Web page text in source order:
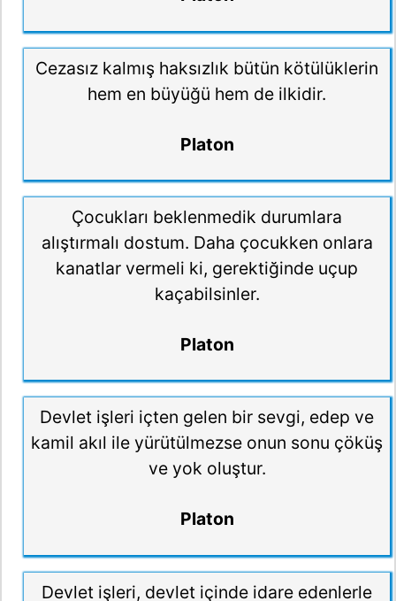
Cezasız kalmış haksızlık bütün kötülüklerin
hem en büyüğü hem de ilkidir.
Platon
Çocukları beklenmedik durumlara
alıştırmalı dostum. Daha çocukken onlara
kanatlar vermeli ki, gerektiğinde uçup
kaçabilsinler.
Platon
Devlet işleri içten gelen bir sevgi, edep ve
kamil akıl ile yürütülmezse onun sonu çöküş
ve yok oluştur.
Platon
Devlet işleri, devlet içinde idare edenlerle